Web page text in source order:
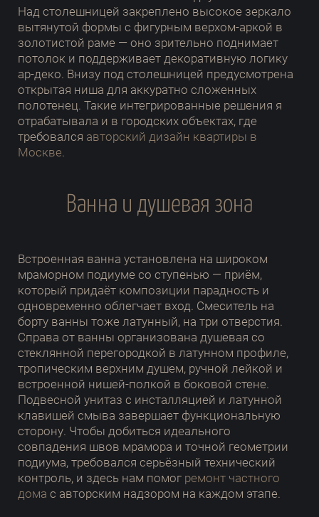
Над столешницей закреплено высокое зеркало
вытянутой формы с фигурным верхом-аркой в
золотистой раме — оно зрительно поднимает
потолок и поддерживает декоративную логику
ар-деко. Внизу под столешницей предусмотрена
открытая ниша для аккуратно сложенных
полотенец. Такие интегрированные решения я
отрабатывала и в городских объектах, где
требовался авторский дизайн квартиры в
Москве.
Ванна и душевая зона
Встроенная ванна установлена на широком
мраморном подиуме со ступенью — приём,
который придаёт композиции парадность и
одновременно облегчает вход. Смеситель на
борту ванны тоже латунный, на три отверстия.
Справа от ванны организована душевая со
стеклянной перегородкой в латунном профиле,
тропическим верхним душем, ручной лейкой и
встроенной нишей-полкой в боковой стене.
Подвесной унитаз с инсталляцией и латунной
клавишей смыва завершает функциональную
сторону. Чтобы добиться идеального
совпадения швов мрамора и точной геометрии
подиума, требовался серьёзный технический
контроль, и здесь нам помог ремонт частного
дома с авторским надзором на каждом этапе.